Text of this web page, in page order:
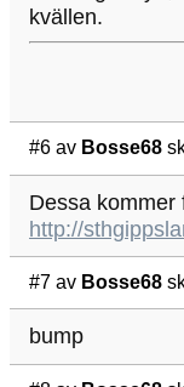
kvällen.
#6 av Bosse68
Dessa kommer
http://
#7 av Bosse68
bump